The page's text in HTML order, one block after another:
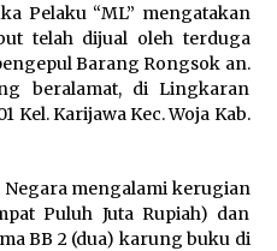
Pelaku “ML” mengatakan
telah dijual oleh terduga
Barang Rongsok an.
beralamat, di Lingkaran
Kel. Karijawa Kec. Woja Kab.
Negara mengalami kerugian
Puluh Juta Rupiah) dan
BB 2 (dua) karung buku di